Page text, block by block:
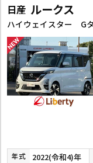
日産 ルークス
年式 2022(令和4)年